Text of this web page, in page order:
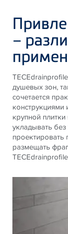
–
душевых зон,
сочетается
крупной
укладывать
проектировать
размещать